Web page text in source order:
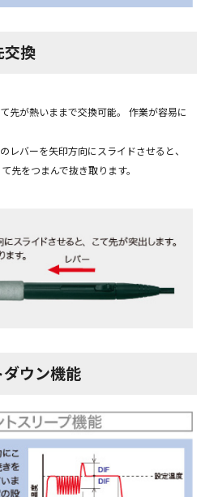
交換
先が熱いままで交換可能。 作業が容易に
レバーを矢印方向にスライドさせると、
先をつまんで抜き取ります。
ウン機能